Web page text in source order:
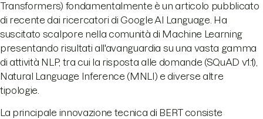
Transformers) fondamentalmente è un articolo pubblicato
di recente dai ricercatori di Google AI Language. Ha
suscitato scalpore nella comunità di Machine Learning
presentando risultati all'avanguardia su una vasta gamma
di attività NLP, tra cui la risposta alle domande (SQuAD v1.1),
Natural Language Inference (MNLI) e diverse altre
tipologie.
La principale innovazione tecnica di BERT consiste